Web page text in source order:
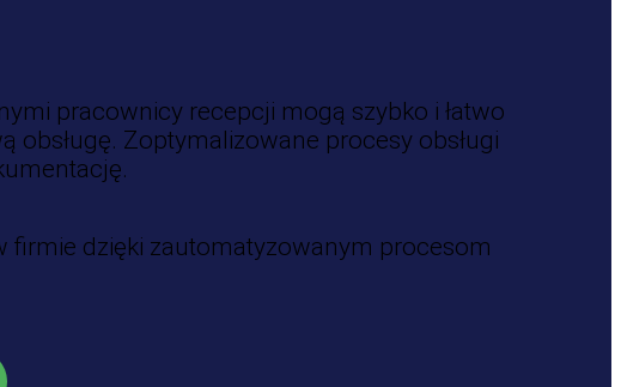
pracownicy recepcji mogą szybko i łatwo
obsługę. Zoptymalizowane procesy obsługi
firmie dzięki zautomatyzowanym procesom